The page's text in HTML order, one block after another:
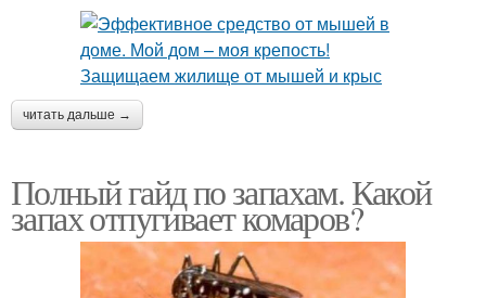
читать дальше →
Полный гайд по запахам. Какой
запах отпугивает комаров?